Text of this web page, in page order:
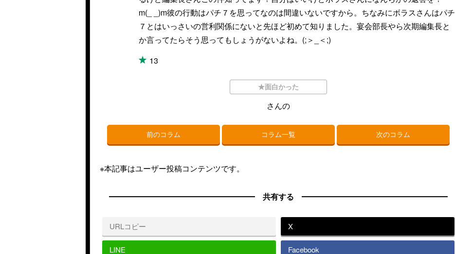
m(_ _)m彼の行動はパチ７を思ってなのは間違いないですから。ちなみにボラスさんはパチ
７とはいっさいの営利関係にないと先ほど初めて知りました。宴会部長やら次期編集長と
か言ってたらそう思ってもしょうがないよね。(;＞_＜;)
13
★面白かった
さんの
前のコラム コラム一覧 次のコラム
※本記事はユーザー投稿コンテンツです。
共有する
URLコピー X
LINE Facebook